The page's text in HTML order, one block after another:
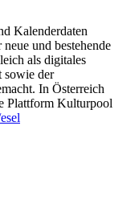
Kalenderdaten
und bestehende
als digitales
sowie der
In Österreich
Plattform Kulturpool